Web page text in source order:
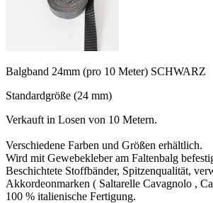
Balgband 24mm (pro 10 Meter) SCHWARZ
Standardgröße (24 mm)
Verkauft in Losen von 10 Metern.
Verschiedene Farben und Größen erhältlich.
Wird mit Gewebekleber am Faltenbalg
Beschichtete Stoffbänder, Spitzenqualität,
Akkordeonmarken ( Saltarelle Cavagnolo ,
100 % italienische Fertigung.